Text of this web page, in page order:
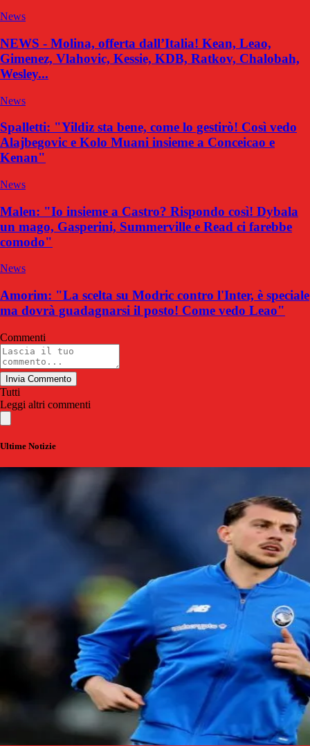
News
NEWS - Molina, offerta dall’Italia! Kean, Leao,
Gimenez, Vlahovic, Kessie, KDB, Ratkov, Chalobah,
Wesley...
News
Spalletti: "Yildiz sta bene, come lo gestirò! Così vedo
Alajbegovic e Kolo Muani insieme a Conceicao e
Kenan"
News
Malen: "Io insieme a Castro? Rispondo così! Dybala
un mago, Gasperini, Summerville e Read ci farebbe
comodo"
News
Amorim: "La scelta su Modric contro l'Inter, è speciale
ma dovrà guadagnarsi il posto! Come vedo Leao"
Commenti
Invia Commento
Tutti
Leggi altri commenti
Ultime Notizie